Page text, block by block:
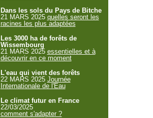
Dans les sols du Pays de Bitche
21 MARS 2025 quelles seront les
racines les plus adaptées
Les 3000 ha de forêts de
Wissembourg
21 MARS 2025 essentielles et à
découvrir en ce moment
L'eau qui vient des forêts
22 MARS 2025 Journée
Internationale de l'Eau
Le climat futur en France
22/03/2025
comment s'adapter ?